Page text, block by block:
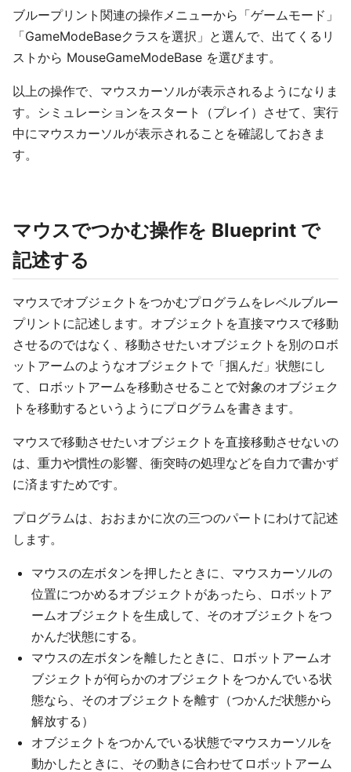
ブループリント関連の操作メニューから「ゲームモード」
「GameModeBaseクラスを選択」と選んで、出てくるリ
ストから MouseGameModeBase を選びます。
以上の操作で、マウスカーソルが表示されるようになりま
す。シミュレーションをスタート（プレイ）させて、実行
中にマウスカーソルが表示されることを確認しておきま
す。
マウスでつかむ操作を Blueprint で
記述する
マウスでオブジェクトをつかむプログラムをレベルブルー
プリントに記述します。オブジェクトを直接マウスで移動
させるのではなく、移動させたいオブジェクトを別のロボ
ットアームのようなオブジェクトで「掴んだ」状態にし
て、ロボットアームを移動させることで対象のオブジェク
トを移動するというようにプログラムを書きます。
マウスで移動させたいオブジェクトを直接移動させないの
は、重力や慣性の影響、衝突時の処理などを自力で書かず
に済ますためです。
プログラムは、おおまかに次の三つのパートにわけて記述
します。
マウスの左ボタンを押したときに、マウスカーソルの
位置につかめるオブジェクトがあったら、ロボットア
ームオブジェクトを生成して、そのオブジェクトをつ
かんだ状態にする。
マウスの左ボタンを離したときに、ロボットアームオ
ブジェクトが何らかのオブジェクトをつかんでいる状
態なら、そのオブジェクトを離す（つかんだ状態から
解放する）
オブジェクトをつかんでいる状態でマウスカーソルを
動かしたときに、その動きに合わせてロボットアーム